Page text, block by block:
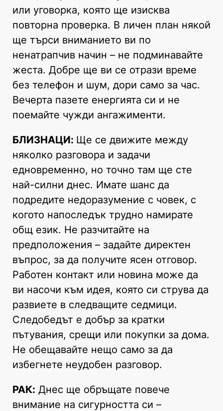
или уговорка, която ще изисква
повторна проверка. В личен план някой
ще търси вниманието ви по
ненатрапчив начин – не подминавайте
жеста. Добре ще ви се отрази време
без телефон и шум, дори само за час.
Вечерта пазете енергията си и не
поемайте чужди ангажименти.
БЛИЗНАЦИ: Ще се движите между
няколко разговора и задачи
едновременно, но точно там ще сте
най-силни днес. Имате шанс да
подредите недоразумение с човек, с
когото напоследък трудно намирате
общ език. Не разчитайте на
предположения – задайте директен
въпрос, за да получите ясен отговор.
Работен контакт или новина може да
ви насочи към идея, която си струва да
развиете в следващите седмици.
Следобедът е добър за кратки
пътувания, срещи или покупки за дома.
Не обещавайте нещо само за да
избегнете неудобен разговор.
РАК: Днес ще обръщате повече
внимание на сигурността си –